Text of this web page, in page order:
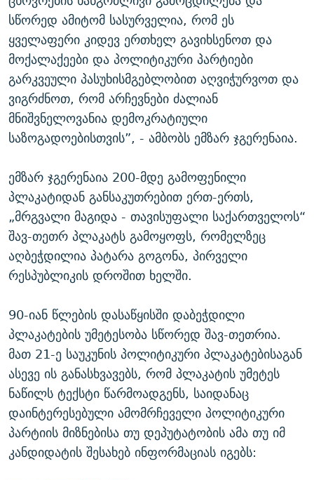
სწორედ ამიტომ სასურველია, რომ ეს
ყველაფერი კიდევ ერთხელ გავიხსენოთ და
მოქალაქეები და პოლიტიკური პარტიები
გარკვეული პასუხისმგებლობით აღვიჭურვოთ და
ვიგრძნოთ, რომ არჩევნები ძალიან
მნიშვნელოვანია დემოკრატიული
საზოგადოებისთვის”, - ამბობს ემზარ ჯგერენაია.
ემზარ ჯგერენაია 200-მდე გამოფენილი
პლაკატიდან განსაკუთრებით ერთ-ერთს,
„მრგვალი მაგიდა - თავისუფალი საქართველოს“
შავ-თეთრ პლაკატს გამოყოფს, რომელზეც
აღბეჭდილია პატარა გოგონა, პირველი
რესპუბლიკის დროშით ხელში.
90-იან წლების დასაწყისში დაბეჭდილი
პლაკატების უმეტესობა სწორედ შავ-თეთრია.
მათ 21-ე საუკუნის პოლიტიკური პლაკატებისაგან
ასევე ის განასხვავებს, რომ პლაკატის უმეტეს
ნაწილს ტექსტი წარმოადგენს, საიდანაც
დაინტერესებული ამომრჩეველი პოლიტიკური
პარტიის მიზნებისა თუ დეპუტატობის ამა თუ იმ
კანდიდატის შესახებ ინფორმაციას იგებს: